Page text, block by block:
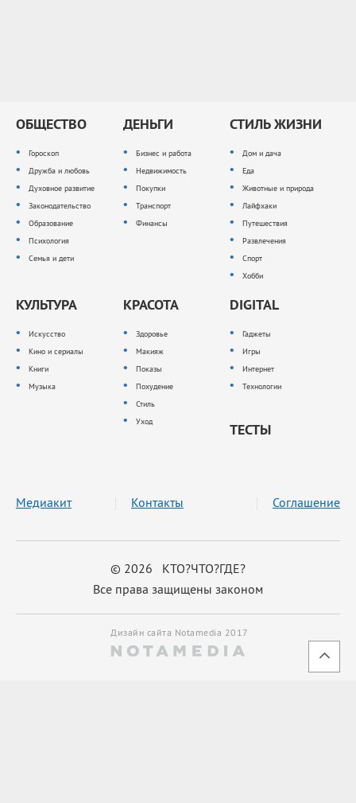
ОБЩЕСТВО
Гороскоп
Дружба и любовь
Духовное развитие
Законодательство
Образование
Психология
Семья и дети
ДЕНЬГИ
Бизнес и работа
Недвижимость
Покупки
Транспорт
Финансы
СТИЛЬ ЖИЗНИ
Дом и дача
Еда
Животные и природа
Лайфхаки
Путешествия
Развлечения
Спорт
Хобби
КУЛЬТУРА
Искусство
Кино и сериалы
Книги
Музыка
КРАСОТА
Здоровье
Макияж
Показы
Похудение
Стиль
Уход
DIGITAL
Гаджеты
Игры
Интернет
Технологии
ТЕСТЫ
© 2026 КТО?ЧТО?ГДЕ?
Все права защищены законом
Медиакит Контакты Соглашение
Дизайн сайта Notamedia 2017